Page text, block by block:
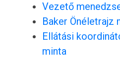
Vezető
Baker Önéletrajz
Ellátási
minta